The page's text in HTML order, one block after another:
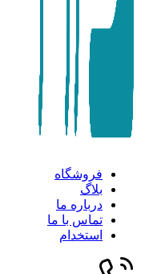
فروشگاه
بلاگ
درباره ما
تماس با ما
استخدام